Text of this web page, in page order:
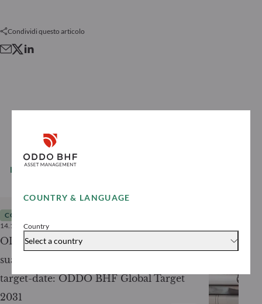
COUNTRY & LANGUAGE
Country
Select a country
Condividi questo articolo
LEGGI DI PIÙ
COMUNICATO STAMPA
14.10.2025
ODDO BHF Asset Management lancia la
sua nuova annata di fondi obbligazionari
target-date: ODDO BHF Global Target
2031